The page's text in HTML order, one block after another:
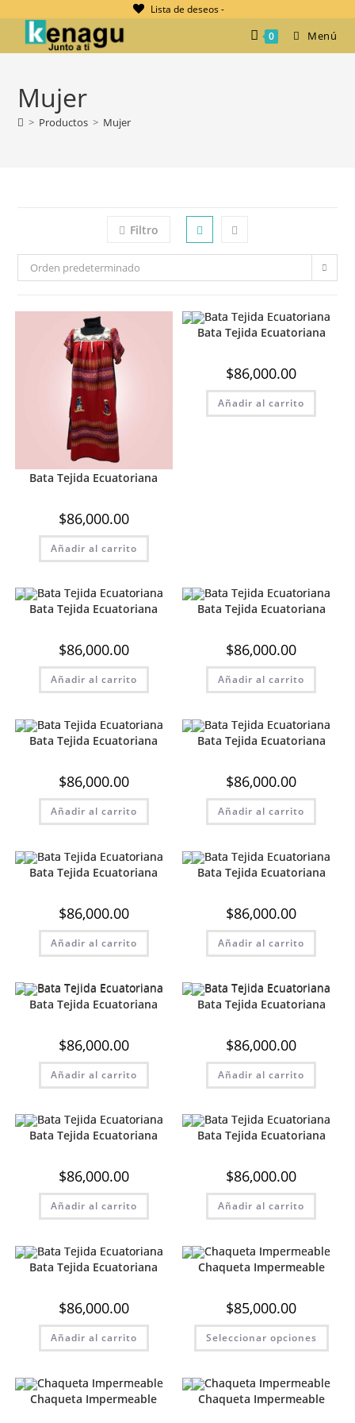
contenido
Lista de deseos -
0
Menú
Mujer
> Productos > Mujer
Filtro
Orden predeterminado
Bata Tejida Ecuatoriana
$86,000.00
Añadir al carrito
Bata Tejida Ecuatoriana
$86,000.00
Añadir al carrito
Bata Tejida Ecuatoriana
$86,000.00
Añadir al carrito
Bata Tejida Ecuatoriana
$86,000.00
Añadir al carrito
Bata Tejida Ecuatoriana
$86,000.00
Añadir al carrito
Bata Tejida Ecuatoriana
$86,000.00
Añadir al carrito
Bata Tejida Ecuatoriana
$86,000.00
Añadir al carrito
Bata Tejida Ecuatoriana
$86,000.00
Añadir al carrito
Bata Tejida Ecuatoriana
$86,000.00
Añadir al carrito
Bata Tejida Ecuatoriana
$86,000.00
Añadir al carrito
Bata Tejida Ecuatoriana
$86,000.00
Añadir al carrito
Bata Tejida Ecuatoriana
$86,000.00
Añadir al carrito
Bata Tejida Ecuatoriana
$86,000.00
Añadir al carrito
Chaqueta Impermeable
$85,000.00
Seleccionar opciones
Este
tiene
Las
Chaqueta Impermeable Chaqueta Impermeable